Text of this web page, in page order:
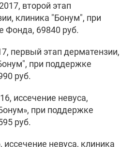
второй этап
клиника "Бонум", при
Фонда, 69840 руб.
первый этап дерматензии,
при поддержке
руб.
иссечение невуса,
при поддержке
руб.
иссечение невуса, клиника